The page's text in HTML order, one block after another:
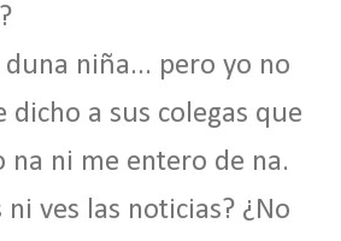
niña... pero yo no
dicho a sus colegas que
na ni me entero de na.
ni ves las noticias? ¿No